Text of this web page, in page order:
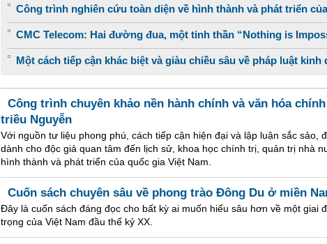
Công trình nghiên cứu toàn diện về hình thành và phát triển
CMC Telecom: Hai đường đua, một tinh thần “Nothing is
Một cách tiếp cận khác biệt và giàu chiều sâu về pháp luật kinh
Công trình chuyên khảo nền hành chính và văn hóa
triều Nguyễn
Với nguồn tư liệu phong phú, cách tiếp cận hiện đại và lập luận sắc sảo,
dành cho độc giả quan tâm đến lịch sử, khoa học chính trị, quản trị nhà
hình thành và phát triển của quốc gia Việt Nam.
Cuốn sách chuyên sâu về phong trào Đông Du ở miền
Đây là cuốn sách đáng đọc cho bất kỳ ai muốn hiểu sâu hơn về một giai
trọng của Việt Nam đầu thế kỷ XX.